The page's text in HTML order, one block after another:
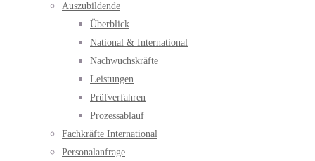
Auszubildende
Überblick
National & International
Nachwuchskräfte
Leistungen
Prüfverfahren
Prozessablauf
Fachkräfte International
Personalanfrage